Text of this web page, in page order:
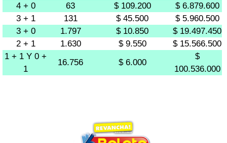
4 + 0
63 $ 109.200
$ 6.879.600
3 + 1
131 $ 45.500
$ 5.960.500
3 + 0
1.797 $ 10.850
$ 19.497.450
2 + 1
1.630 $ 9.550
$ 15.566.500
1 + 1 Y 0 +
1
16.756 $ 6.000
$
100.536.000